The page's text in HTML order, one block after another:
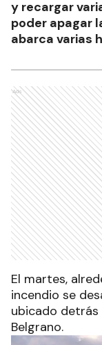
y recargar
poder apagar
abarca varias
Ads
El martes,
incendio se
ubicado detrás
Belgrano.